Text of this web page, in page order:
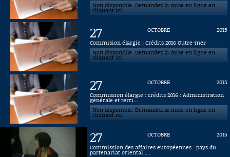
Non disponible. Demandez la mise en ligne en
cliquant ici.
27 OCTOBRE
2015
Commision élargie : Crédits 2016 Outre-mer
Non disponible. Demandez la mise en ligne en
cliquant ici.
27 OCTOBRE
2015
Commission élargie : crédits 2016 : Administration
générale et terri...
Non disponible. Demandez la mise en ligne en
cliquant ici.
27 OCTOBRE
2015
Commission des affaires européennes : pays du
partenariat oriental ;...